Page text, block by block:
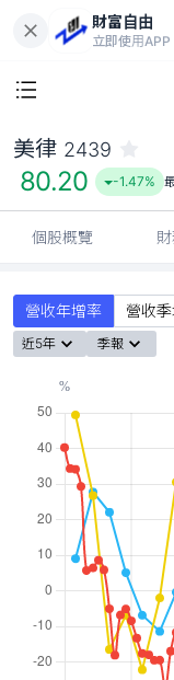
財富自由
立即使用APP
美律 2439
80.20 -1.47%
個股概覽
營收年增率 營收
近5年 季報